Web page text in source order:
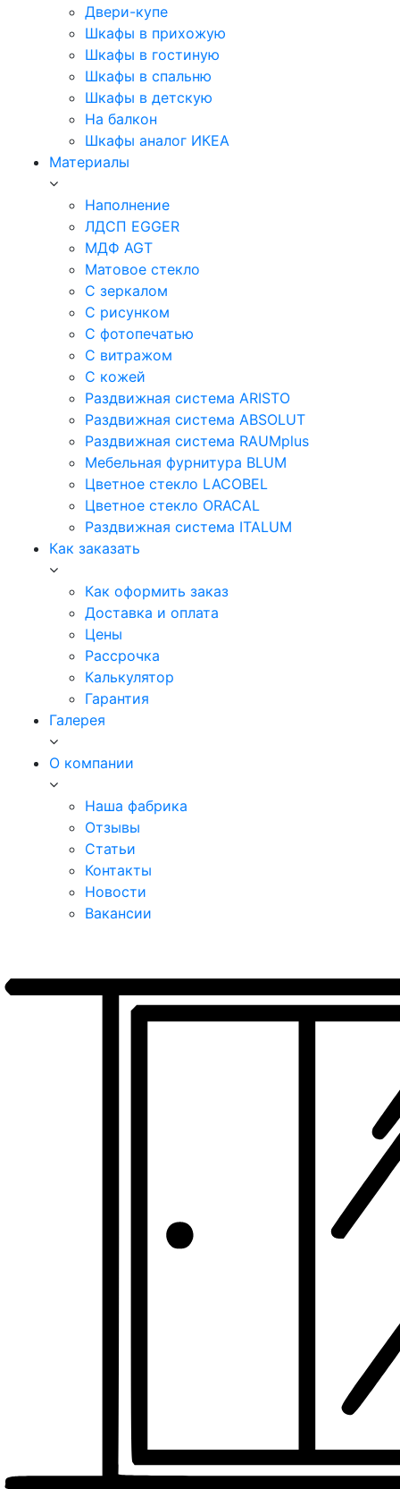
Двери-купе
Шкафы в прихожую
Шкафы в гостиную
Шкафы в спальню
Шкафы в детскую
На балкон
Шкафы аналог ИКЕА
Материалы
Наполнение
ЛДСП EGGER
МДФ AGT
Матовое стекло
С зеркалом
С рисунком
С фотопечатью
С витражом
С кожей
Раздвижная система ARISTO
Раздвижная система ABSOLUT
Раздвижная система RAUMplus
Мебельная фурнитура BLUM
Цветное стекло LACOBEL
Цветное стекло ORACAL
Раздвижная система ITALUM
Как заказать
Как оформить заказ
Доставка и оплата
Цены
Рассрочка
Калькулятор
Гарантия
Галерея
О компании
Наша фабрика
Отзывы
Статьи
Контакты
Новости
Вакансии